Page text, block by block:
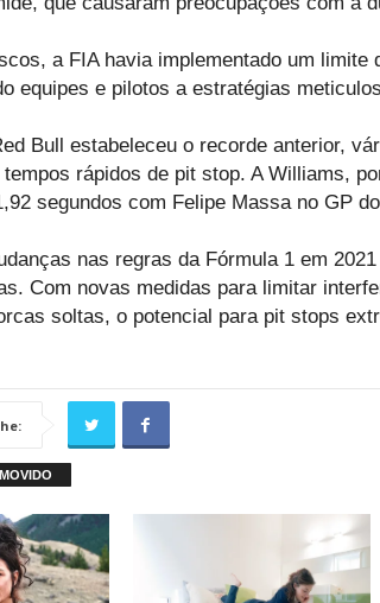
a FIA havia implementado um limite
equipes e pilotos a estratégias
Bull estabeleceu o recorde anterior,
rápidos de pit stop. A Williams,
segundos com Felipe Massa no GP
nas regras da Fórmula 1 em
Com novas medidas para limitar
soltas, o potencial para pit stops